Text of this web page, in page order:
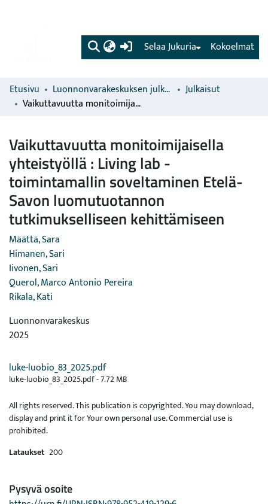
(current) Kokoelmat
Selaa Jukuria
Etusivu Luonnonvarakeskuksen julkaisut
Julkaisut
Vaikuttavuutta monitoimijaisella yhteistyöllä : Living lab -toimintamallin soveltaminen Etelä-Savon luomutuotannon tutkimukselliseen kehittämiseen
Vaikuttavuutta monitoimijaisella
yhteistyöllä : Living lab -
toimintamallin soveltaminen Etelä-
Savon luomutuotannon
tutkimukselliseen kehittämiseen
Määttä, Sara
Himanen, Sari
Iivonen, Sari
Querol, Marco Antonio Pereira
Rikala, Kati
Luonnonvarakeskus
2025
luke-luobio_83_2025.pdf
luke-luobio_83_2025.pdf -7.72 MB
All rights reserved. This publication is copyrighted. You may download,
display and print it for Your own personal use. Commercial use is
prohibited.
Lataukset 200
Pysyvä osoite